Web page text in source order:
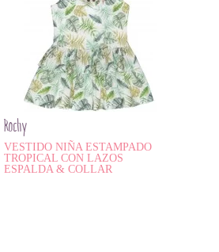
Rochy
VESTIDO NIÑA ESTAMPADO
TROPICAL CON LAZOS
ESPALDA & COLLAR